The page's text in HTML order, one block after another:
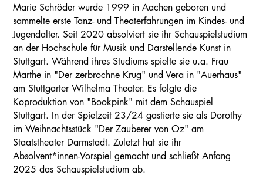
Marie Schröder wurde 1999 in Aachen geboren und
sammelte erste Tanz- und Theaterfahrungen im Kindes- und
Jugendalter. Seit 2020 absolviert sie ihr Schauspielstudium
an der Hochschule für Musik und Darstellende Kunst in
Stuttgart. Während ihres Studiums spielte sie u.a. Frau
Marthe in "Der zerbrochne Krug" und Vera in "Auerhaus"
am Stuttgarter Wilhelma Theater. Es folgte die
Koproduktion von "Bookpink" mit dem Schauspiel
Stuttgart. In der Spielzeit 23/24 gastierte sie als Dorothy
im Weihnachtsstück "Der Zauberer von Oz" am
Staatstheater Darmstadt. Zuletzt hat sie ihr
Absolvent*innen-Vorspiel gemacht und schließt Anfang
2025 das Schauspielstudium ab.